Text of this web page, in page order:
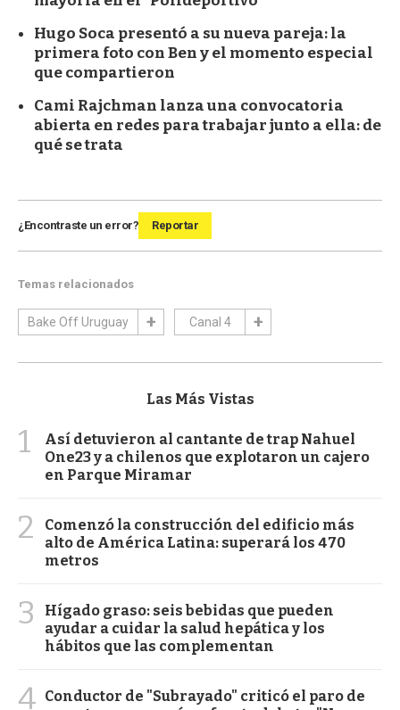
Hugo Soca presentó a su nueva pareja: la
primera foto con Ben y el momento especial
que compartieron
Cami Rajchman lanza una convocatoria
abierta en redes para trabajar junto a ella: de
qué se trata
¿Encontraste un error? Reportar
Temas relacionados
Bake Off Uruguay Canal 4
Las Más Vistas
1
Así detuvieron al cantante de trap Nahuel
One23 y a chilenos que explotaron un cajero
en Parque Miramar
2
Comenzó la construcción del edificio más
alto de América Latina: superará los 470
metros
3
Hígado graso: seis bebidas que pueden
ayudar a cuidar la salud hepática y los
hábitos que las complementan
4 Conductor de "Subrayado" criticó el paro de